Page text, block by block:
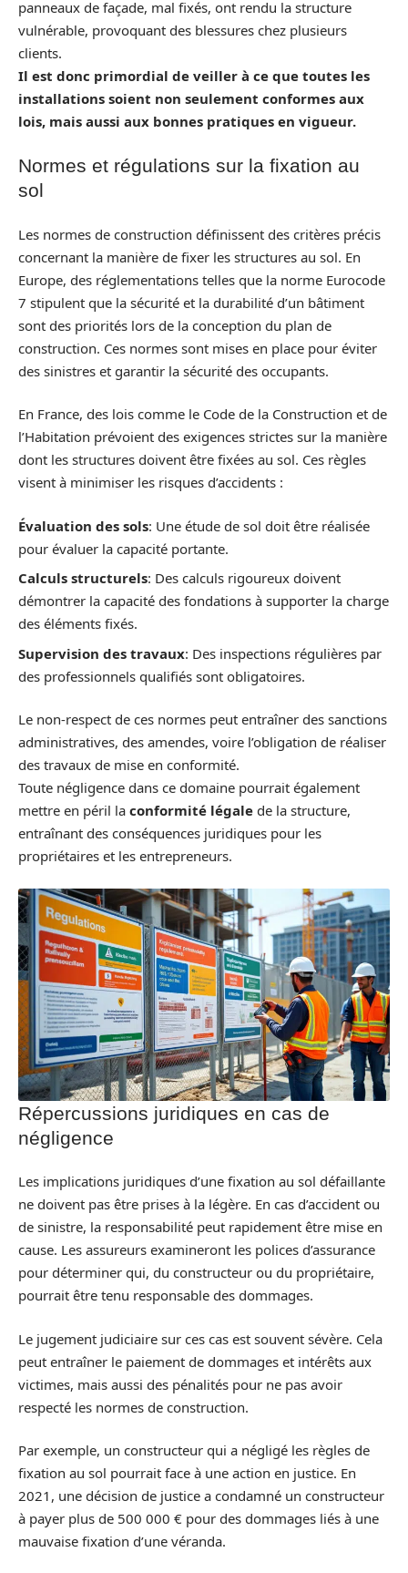
panneaux de façade, mal fixés, ont rendu la structure
vulnérable, provoquant des blessures chez plusieurs
clients.
Il est donc primordial de veiller à ce que toutes les
installations soient non seulement conformes aux
lois, mais aussi aux bonnes pratiques en vigueur.
Normes et régulations sur la fixation au
sol
Les normes de construction définissent des critères précis
concernant la manière de fixer les structures au sol. En
Europe, des réglementations telles que la norme Eurocode
7 stipulent que la sécurité et la durabilité d’un bâtiment
sont des priorités lors de la conception du plan de
construction. Ces normes sont mises en place pour éviter
des sinistres et garantir la sécurité des occupants.
En France, des lois comme le Code de la Construction et de
l’Habitation prévoient des exigences strictes sur la manière
dont les structures doivent être fixées au sol. Ces règles
visent à minimiser les risques d’accidents :
Évaluation des sols: Une étude de sol doit être réalisée
pour évaluer la capacité portante.
Calculs structurels: Des calculs rigoureux doivent
démontrer la capacité des fondations à supporter la charge
des éléments fixés.
Supervision des travaux: Des inspections régulières par
des professionnels qualifiés sont obligatoires.
Le non-respect de ces normes peut entraîner des sanctions
administratives, des amendes, voire l’obligation de réaliser
des travaux de mise en conformité.
Toute négligence dans ce domaine pourrait également
mettre en péril la conformité légale de la structure,
entraînant des conséquences juridiques pour les
propriétaires et les entrepreneurs.
Répercussions juridiques en cas de
négligence
Les implications juridiques d’une fixation au sol défaillante
ne doivent pas être prises à la légère. En cas d’accident ou
de sinistre, la responsabilité peut rapidement être mise en
cause. Les assureurs examineront les polices d’assurance
pour déterminer qui, du constructeur ou du propriétaire,
pourrait être tenu responsable des dommages.
Le jugement judiciaire sur ces cas est souvent sévère. Cela
peut entraîner le paiement de dommages et intérêts aux
victimes, mais aussi des pénalités pour ne pas avoir
respecté les normes de construction.
Par exemple, un constructeur qui a négligé les règles de
fixation au sol pourrait face à une action en justice. En
2021, une décision de justice a condamné un constructeur
à payer plus de 500 000 € pour des dommages liés à une
mauvaise fixation d’une véranda.